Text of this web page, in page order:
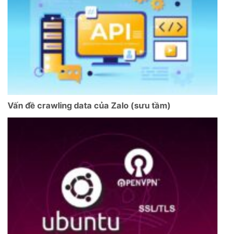
Vấn đề crawling data của Zalo (sưu tầm)